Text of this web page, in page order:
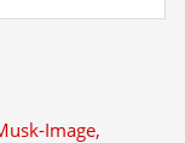
Image,